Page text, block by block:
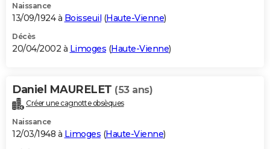
Naissance
13/09/1924 à Boisseuil (Haute-Vienne)
Décès
20/04/2002 à Limoges (Haute-Vienne)
Daniel MAURELET (53 ans)
Créer une cagnotte obsèques
Naissance
12/03/1948 à Limoges (Haute-Vienne)